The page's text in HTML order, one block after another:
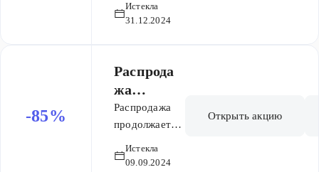
-30%
Истекла
31.12.2024
-85%
Распрода
жа
продолжае
тся! Весь
сентябрь
cкидки
Распродажа
продолжается!
на leomax
Истекла
09.09.2024
Открыть акцию